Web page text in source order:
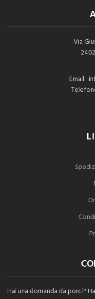
Via
Email:
Hai una domanda da porci?